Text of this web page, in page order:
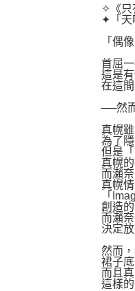
✧《只
✦「天
「偶
首屈
這是
在這
──然
真幌
為了
但是
真幌
而瀨
真幌
「
創造
而瀨
決定
然而
裙子
而且
這樣